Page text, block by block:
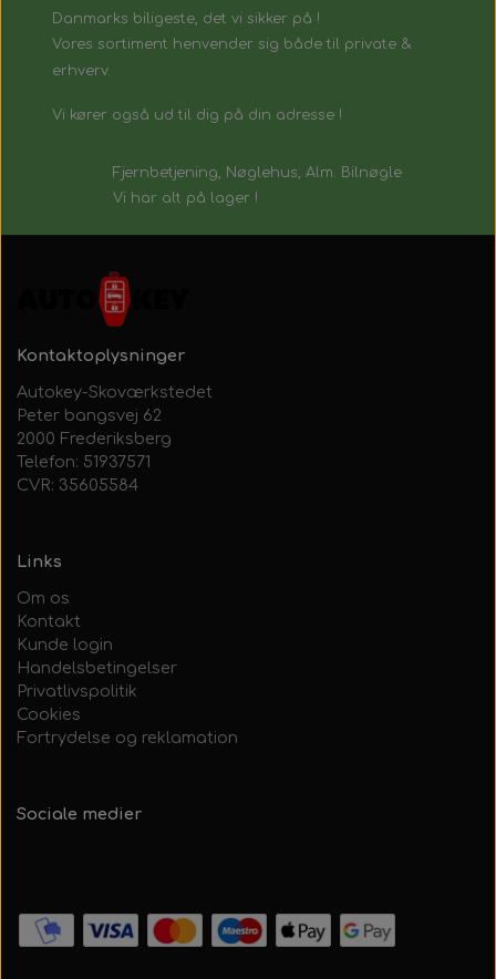
Danmarks biligeste, det vi sikker på !
Vores sortiment henvender sig både til private &
erhverv.
Vi kører også ud til dig på din adresse !
Fjernbetjening, Nøglehus, Alm. Bilnøgle
Vi har alt på lager !
Kontaktoplysninger
Autokey-Skoværkstedet
Peter bangsvej 62
2000 Frederiksberg
Telefon: 51937571
CVR: 35605584
Links
Om os
Kontakt
Kunde login
Handelsbetingelser
Privatlivspolitik
Cookies
Fortrydelse og reklamation
Sociale medier